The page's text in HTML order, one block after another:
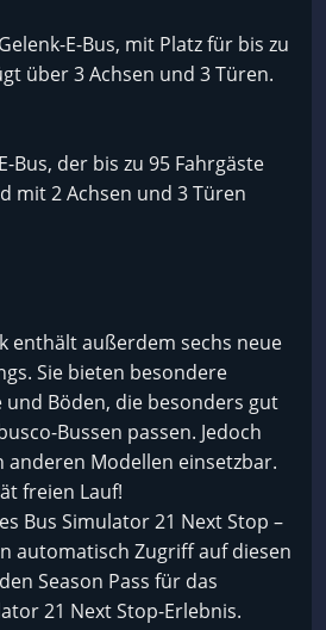
E-Bus, mit Platz für bis zu
über 3 Achsen und 3 Türen.
Bus, der bis zu 95 Fahrgäste
mit 2 Achsen und 3 Türen
enthält außerdem sechs neue
Sie bieten besondere
und Böden, die besonders gut
Bussen passen. Jedoch
anderen Modellen einsetzbar.
freien Lauf!
Bus Simulator 21 Next Stop –
automatisch Zugriff auf diesen
Season Pass für das
21 Next Stop-Erlebnis.